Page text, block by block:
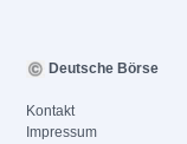
Deutsche Börse
Kontakt
Impressum